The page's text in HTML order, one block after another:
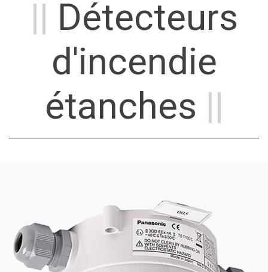
|| Détecteurs
d'incendie
étanches ||